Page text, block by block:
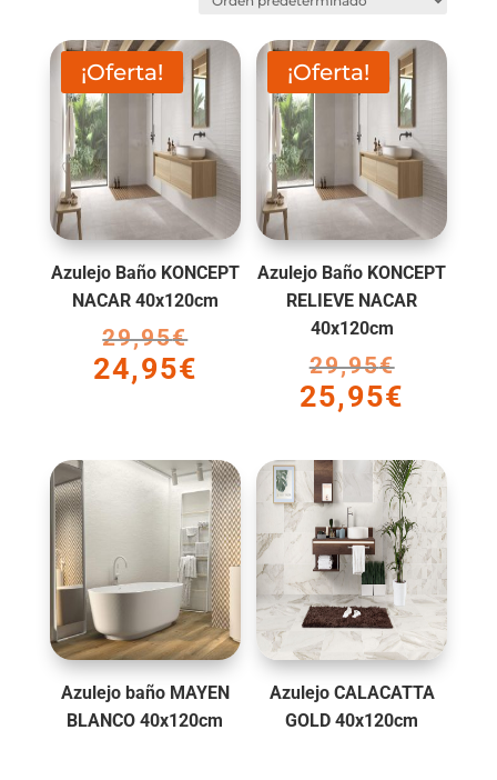
¡Oferta!
Azulejo Baño KONCEPT
NACAR 40x120cm
29,95€El
precio
24,95€
24,95€.
¡Oferta!
Azulejo Baño KONCEPT
RELIEVE NACAR
40x120cm
29,95€El
precio
29,95€.
25,95€
es:
25,95€.
Azulejo baño MAYEN
BLANCO 40x120cm
Azulejo CALACATTA
GOLD 40x120cm